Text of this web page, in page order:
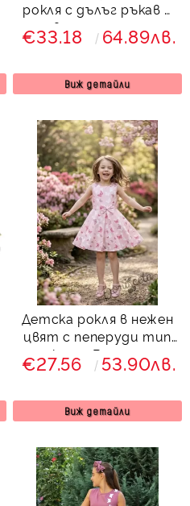
рокля с дълъг ръкав в
светлосиньо с
дантела и тюл Крис
Светлосияна
€33.18 64.89лв.
Виж детайли
Детска рокля в нежен
цвят с пеперуди тип
клош Вилина
€27.56 53.90лв.
Виж детайли